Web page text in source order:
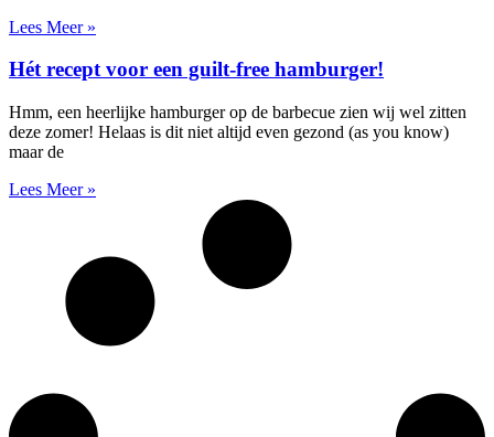
Lees Meer »
Hét recept voor een guilt-free hamburger!
Hmm, een heerlijke hamburger op de barbecue zien wij wel zitten
deze zomer! Helaas is dit niet altijd even gezond (as you know)
maar de
Lees Meer »